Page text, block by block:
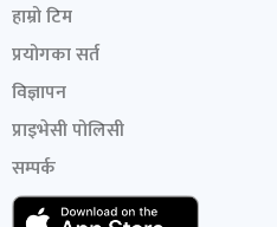
हाम्रो टिम
प्रयोगका सर्त
विज्ञापन
प्राइभेसी पोलिसी
सम्पर्क